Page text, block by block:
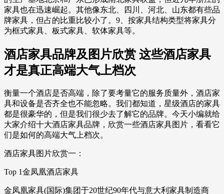
家具也在迅速崛起。其他像东北、四川、河北、山东都有些品
牌家具，但占的比重比较小了。9、按家具结构类型将家具分
为框式家具、板式家具、软体家具等。
酒店家具品牌及图片欣赏 这些酒店家具
才是真正高端大气上档次
衡量一个酒店是否高端，除了要考量它的服务质量外，酒店家
具和设备是否齐全也不能忽略。我们都知道，星级酒店的家具
都是很豪华的，但是我们很少去了解它的品牌。今天小编就给
大家介绍十大酒店家具品牌，欣赏一些酒店家具图片，看看它
们是如何的高端大气上档次。
酒店家具图片欣赏一：
Top 1金凤凰酒店家具
金凤凰家具(国际)集团于20世纪90年代与意大利家具制造商